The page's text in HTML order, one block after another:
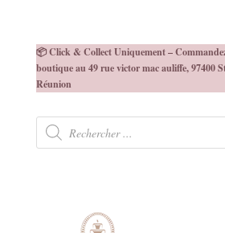
📦 Click & Collect Uniquement –
boutique au 49 rue victor mac auliffe, 97400
Réunion
Recherche
produits